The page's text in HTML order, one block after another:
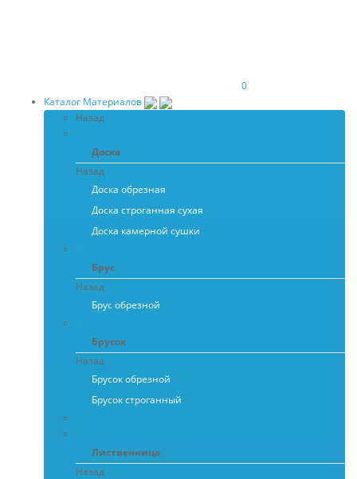
0
Каталог Материалов
Назад
Доска
Назад
Доска обрезная
Доска строганная сухая
Доска камерной сушки
Брус
Назад
Брус обрезной
Брусок
Назад
Брусок обрезной
Брусок строганный
Лиственница
Назад